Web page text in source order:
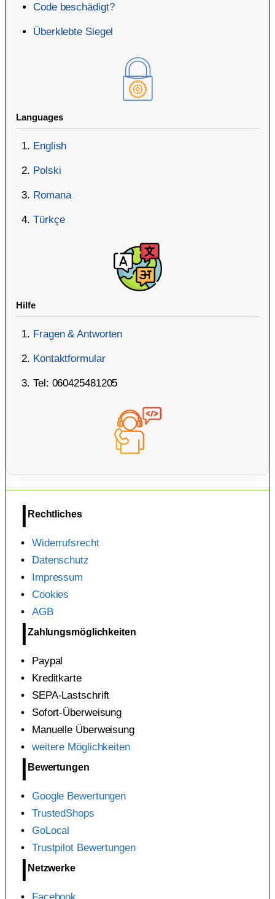
Code beschädigt?
Überklebte Siegel
Languages
English
Polski
Romana
Türkçe
Hilfe
Fragen & Antworten
Kontaktformular
Tel: 060425481205
Rechtliches
Widerrufsrecht
Datenschutz
Impressum
Cookies
AGB
Zahlungsmöglichkeiten
Paypal
Kreditkarte
SEPA-Lastschrift
Sofort-Überweisung
Manuelle Überweisung
weitere Möglichkeiten
Bewertungen
Google Bewertungen
TrustedShops
GoLocal
Trustpilot Bewertungen
Netzwerke
Facebook